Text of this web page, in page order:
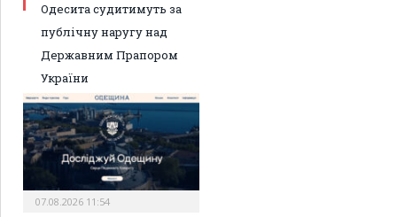
Одесита судитимуть за
публічну наругу над
Державним Прапором
України
07.08.2026 11:54